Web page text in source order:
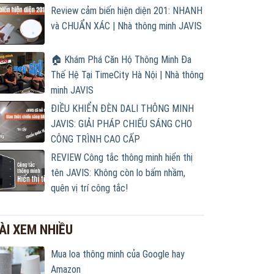
Review cảm biến hiện diện 201: NHANH
và CHUẨN XÁC | Nhà thông minh JAVIS
🏠 Khám Phá Căn Hộ Thông Minh Đa
Thế Hệ Tại TimeCity Hà Nội | Nhà thông
minh JAVIS
ĐIỀU KHIỂN ĐÈN DALI THÔNG MINH
JAVIS: GIẢI PHÁP CHIẾU SÁNG CHO
CÔNG TRÌNH CAO CẤP
REVIEW Công tắc thông minh hiển thị
tên JAVIS: Không còn lo bấm nhầm,
quên vị trí công tắc!
XEM NHIỀU
Mua loa thông minh của Google hay
Amazon